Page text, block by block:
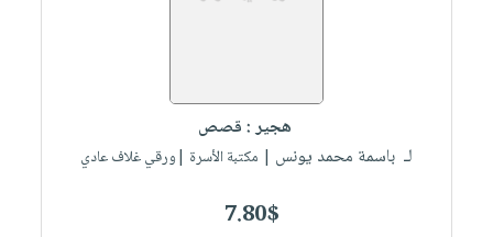
هجير : قصص
لـ باسمة محمد يونس | مكتبة الأسرة |ورقي غلاف عادي
7.80$